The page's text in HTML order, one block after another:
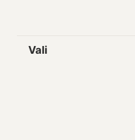
Vali